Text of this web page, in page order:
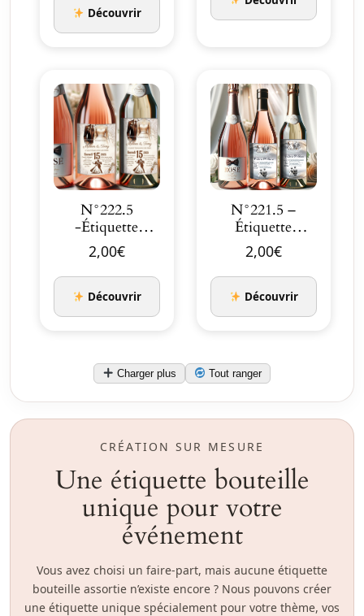
Découvrir
N°222.5
-Étiquette
bouteille
Élégance
d’Antan Co…
2,00€
Découvrir
N°221.5 –
Étiquette
bouteille Noces
Raffinée en …
2,00€
Découvrir
Charger plus Tout ranger
CRÉATION SUR MESURE
Une étiquette bouteille
unique pour votre
événement
Vous avez choisi un faire-part, mais aucune étiquette
bouteille assortie n’existe encore ? Nous pouvons créer
une étiquette unique spécialement pour votre thème, vos